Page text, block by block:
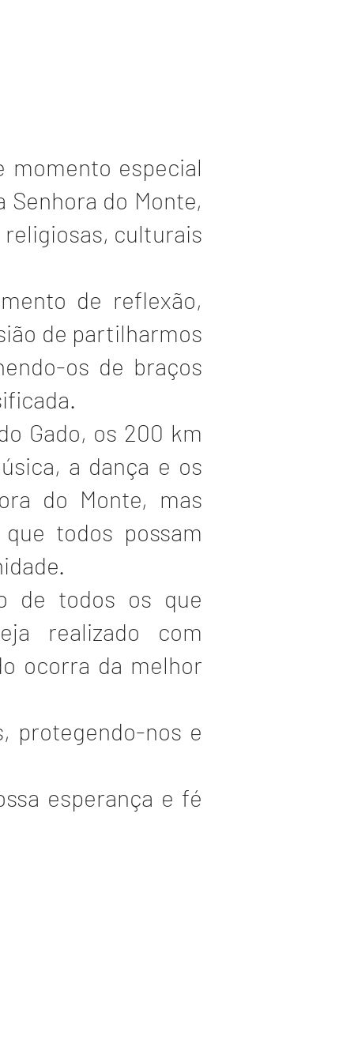
momento especial
Senhora do Monte,
religiosas, culturais
de reflexão,
de partilharmos
os de braços
Gado, os 200 km
a dança e os
do Monte, mas
todos possam
de todos os que
realizado com
ocorra da melhor
protegendo-nos e
esperança e fé